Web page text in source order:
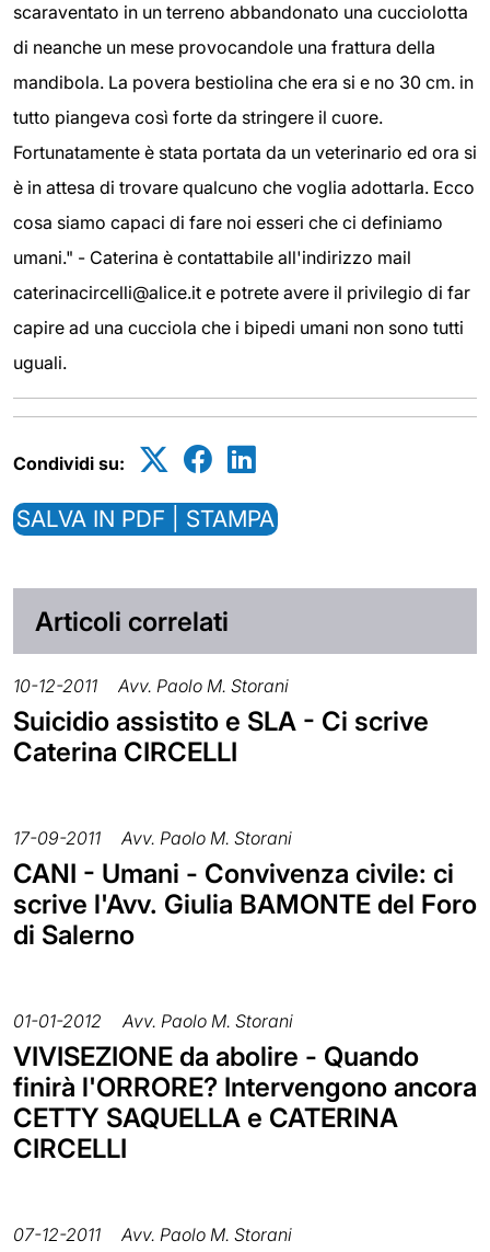
scaraventato in un terreno abbandonato una cucciolotta
di neanche un mese provocandole una frattura della
mandibola. La povera bestiolina che era si e no 30 cm. in
tutto piangeva così forte da stringere il cuore.
Fortunatamente è stata portata da un veterinario ed ora si
è in attesa di trovare qualcuno che voglia adottarla. Ecco
cosa siamo capaci di fare noi esseri che ci definiamo
umani." - Caterina è contattabile all'indirizzo mail
caterinacircelli@alice.it e potrete avere il privilegio di far
capire ad una cucciola che i bipedi umani non sono tutti
uguali.
Condividi su:
SALVA IN PDF | STAMPA
Articoli correlati
10-12-2011 Avv. Paolo M. Storani
Suicidio assistito e SLA - Ci scrive
Caterina CIRCELLI
17-09-2011 Avv. Paolo M. Storani
CANI - Umani - Convivenza civile: ci
scrive l'Avv. Giulia BAMONTE del Foro
di Salerno
01-01-2012 Avv. Paolo M. Storani
VIVISEZIONE da abolire - Quando
finirà l'ORRORE? Intervengono ancora
CETTY SAQUELLA e CATERINA
CIRCELLI
07-12-2011 Avv. Paolo M. Storani